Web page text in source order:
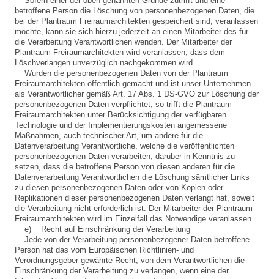
betroffene Person die Löschung von personenbezogenen Daten, die
bei der Plantraum Freiraumarchitekten gespeichert sind, veranlassen
möchte, kann sie sich hierzu jederzeit an einen Mitarbeiter des für
die Verarbeitung Verantwortlichen wenden. Der Mitarbeiter der
Plantraum Freiraumarchitekten wird veranlassen, dass dem
Löschverlangen unverzüglich nachgekommen wird.
Wurden die personenbezogenen Daten von der Plantraum
Freiraumarchitekten öffentlich gemacht und ist unser Unternehmen
als Verantwortlicher gemäß Art. 17 Abs. 1 DS-GVO zur Löschung der
personenbezogenen Daten verpflichtet, so trifft die Plantraum
Freiraumarchitekten unter Berücksichtigung der verfügbaren
Technologie und der Implementierungskosten angemessene
Maßnahmen, auch technischer Art, um andere für die
Datenverarbeitung Verantwortliche, welche die veröffentlichten
personenbezogenen Daten verarbeiten, darüber in Kenntnis zu
setzen, dass die betroffene Person von diesen anderen für die
Datenverarbeitung Verantwortlichen die Löschung sämtlicher Links
zu diesen personenbezogenen Daten oder von Kopien oder
Replikationen dieser personenbezogenen Daten verlangt hat, soweit
die Verarbeitung nicht erforderlich ist. Der Mitarbeiter der Plantraum
Freiraumarchitekten wird im Einzelfall das Notwendige veranlassen.
e) Recht auf Einschränkung der Verarbeitung
Jede von der Verarbeitung personenbezogener Daten betroffene
Person hat das vom Europäischen Richtlinien- und
Verordnungsgeber gewährte Recht, von dem Verantwortlichen die
Einschränkung der Verarbeitung zu verlangen, wenn eine der